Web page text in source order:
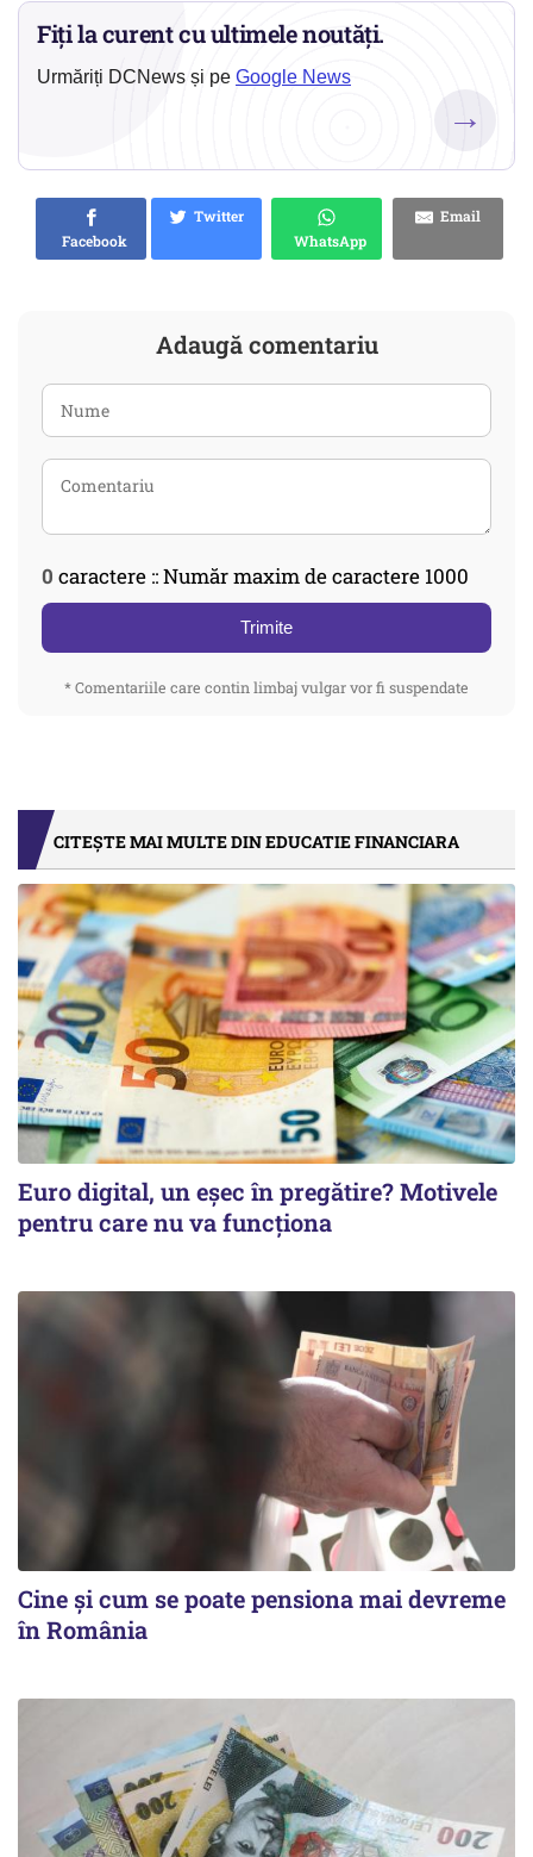
Fiți la curent cu ultimele noutăți.
Urmăriți DCNews și pe Google News
→
Facebook
Twitter
WhatsApp
Email
Adaugă comentariu
0 caractere :: Număr maxim de caractere 1000
Trimite
* Comentariile care contin limbaj vulgar vor fi suspendate
CITEȘTE MAI MULTE DIN EDUCATIE FINANCIARA
Euro digital, un eşec în pregătire? Motivele
pentru care nu va funcţiona
Cine şi cum se poate pensiona mai devreme
în România